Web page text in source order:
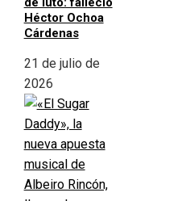
Héctor Ochoa
Cárdenas
21 de julio de
2026